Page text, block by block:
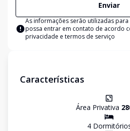
Enviar
As informações serão utilizadas
possa entrar em contato de acordo
privacidade e termos de serviço
Características
Área Privativa
4Dormitório